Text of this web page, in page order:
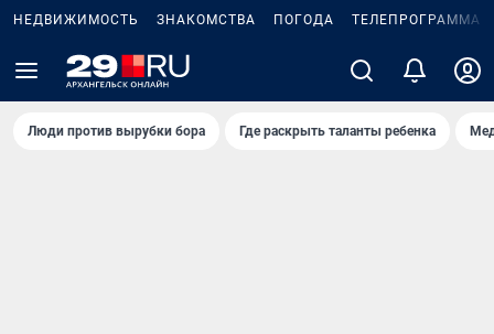
НЕДВИЖИМОСТЬ ЗНАКОМСТВА ПОГОДА ТЕЛЕПРОГРАММА
Люди против вырубки бора Где раскрыть таланты ребенка